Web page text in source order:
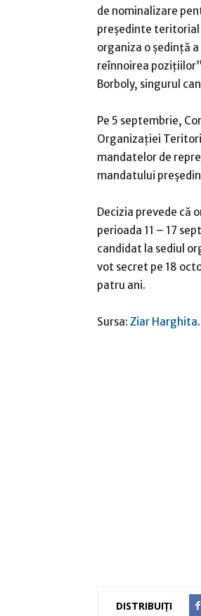
de nominalizare
președinte
organiza o ședință
reînnoirea
Borboly, singurul
Pe 5 septembrie,
Organizației
mandatelor de
mandatului
Decizia prevede că
perioada 11 – 17
candidat la sediul
vot secret pe 18
patru ani.
Sursa: Ziar Harghita.
DISTRIBUIȚI